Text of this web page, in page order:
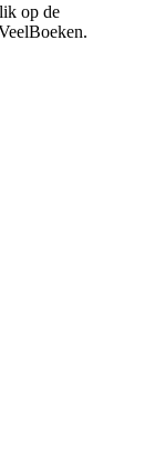
op de